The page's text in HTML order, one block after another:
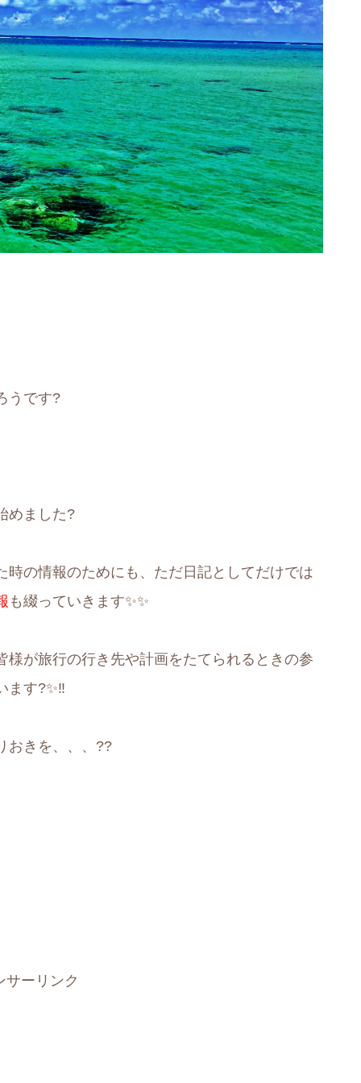
うです?
めました?
の情報のためにも、ただ日記としてだけでは
も綴っていきます✨✨
が旅行の行き先や計画をたてられるときの参
ます?✨‼️
おきを、、、??
サーリンク